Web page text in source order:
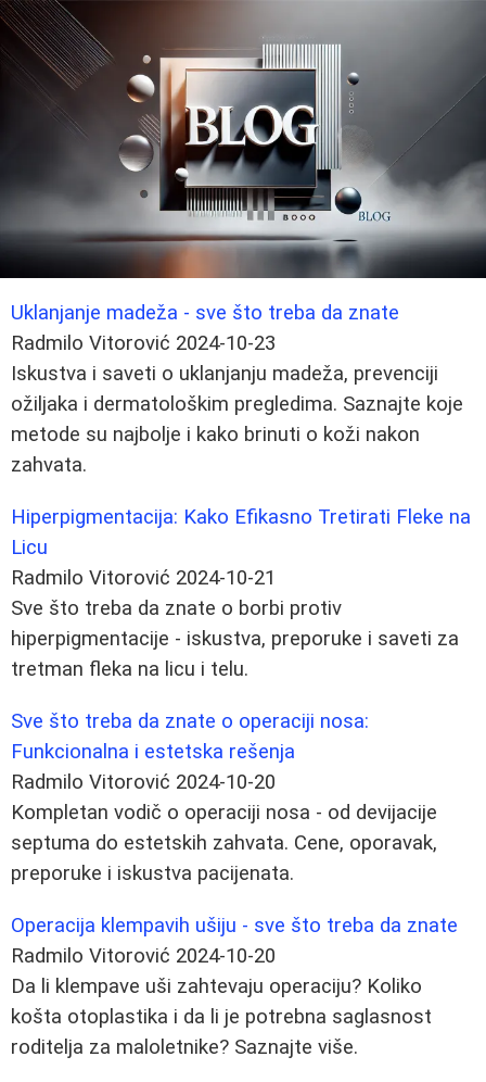
Uklanjanje madeža - sve što treba da znate
Radmilo Vitorović 2024-10-23
Iskustva i saveti o uklanjanju madeža, prevenciji
ožiljaka i dermatološkim pregledima. Saznajte koje
metode su najbolje i kako brinuti o koži nakon
zahvata.
Hiperpigmentacija: Kako Efikasno Tretirati Fleke na
Licu
Radmilo Vitorović 2024-10-21
Sve što treba da znate o borbi protiv
hiperpigmentacije - iskustva, preporuke i saveti za
tretman fleka na licu i telu.
Sve što treba da znate o operaciji nosa:
Funkcionalna i estetska rešenja
Radmilo Vitorović 2024-10-20
Kompletan vodič o operaciji nosa - od devijacije
septuma do estetskih zahvata. Cene, oporavak,
preporuke i iskustva pacijenata.
Operacija klempavih ušiju - sve što treba da znate
Radmilo Vitorović 2024-10-20
Da li klempave uši zahtevaju operaciju? Koliko
košta otoplastika i da li je potrebna saglasnost
roditelja za maloletnike? Saznajte više.